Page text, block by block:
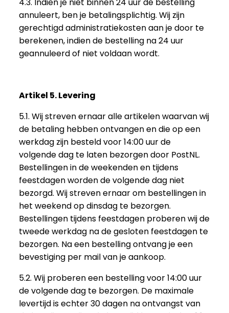
annuleert, ben je betalingsplichtig. Wij zijn
gerechtigd administratiekosten aan je door te
berekenen, indien de bestelling na 24 uur
geannuleerd of niet voldaan wordt.
Artikel 5. Levering
5.1. Wij streven ernaar alle artikelen waarvan wij
de betaling hebben ontvangen en die op een
werkdag zijn besteld voor 14:00 uur de
volgende dag te laten bezorgen door PostNL.
Bestellingen in de weekenden en tijdens
feestdagen worden de volgende dag niet
bezorgd. Wij streven ernaar om bestellingen in
het weekend op dinsdag te bezorgen.
Bestellingen tijdens feestdagen proberen wij de
tweede werkdag na de gesloten feestdagen te
bezorgen. Na een bestelling ontvang je een
bevestiging per mail van je aankoop.
5.2. Wij proberen een bestelling voor 14:00 uur
de volgende dag te bezorgen. De maximale
levertijd is echter 30 dagen na ontvangst van